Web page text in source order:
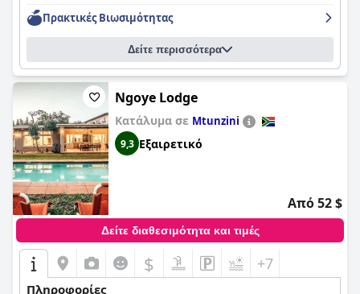
Πρακτικές Bιωσιμότητας
Δείτε περισσότερα
Ngoye Lodge
Κατάλυμα σε Mtunzini
9,3 Εξαιρετικό
Από 52 $
Δείτε διαθεσιμότητα και τιμές
$ +7
Πληροφορίες